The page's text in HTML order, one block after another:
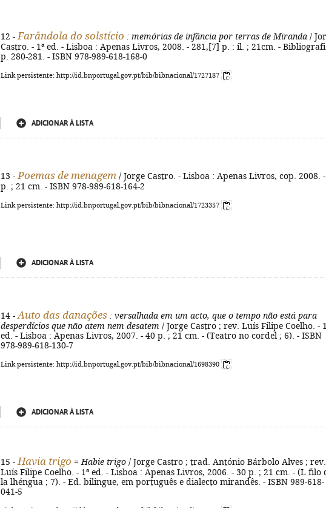
12 - Farândola do solstício : memórias de infância por terras de Miranda /
Castro. - 1ª ed. - Lisboa : Apenas Livros, 2008. - 281,[7] p. : il. ; 21cm. -
p. 280-281. - ISBN 978-989-618-168-0
Link persistente: http://id.bnportugal.gov.pt/bib/bibnacional/1727187
ADICIONAR À LISTA
13 - Poemas de menagem / Jorge Castro. - Lisboa : Apenas Livros, cop. 2008.
p. ; 21 cm. - ISBN 978-989-618-164-2
Link persistente: http://id.bnportugal.gov.pt/bib/bibnacional/1723357
ADICIONAR À LISTA
14 - Auto das danações : versalhada em um acto, que o tempo não está para
desperdícios que não atem nem desatem / Jorge Castro ; rev. Luís Filipe Coelho. -
ed. - Lisboa : Apenas Livros, 2007. - 40 p. ; 21 cm. - (Teatro no cordel ; 6). - ISBN
978-989-618-130-7
Link persistente: http://id.bnportugal.gov.pt/bib/bibnacional/1698390
ADICIONAR À LISTA
15 - Havia trigo = Habie trigo / Jorge Castro ; trad. António Bárbolo Alves ; rev.
Luís Filipe Coelho. - 1ª ed. - Lisboa : Apenas Livros, 2006. - 30 p. ; 21 cm. - (L filo
la lhéngua ; 7). - Ed. bilingue, em português e dialecto mirandês. - ISBN 989-618-
041-5